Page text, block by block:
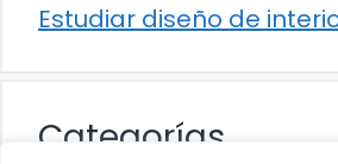
Estudiar diseño de
Categorías